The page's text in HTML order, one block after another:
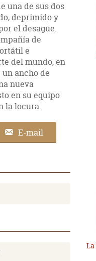
una de sus dos
deprimido y
el desagüe.
de
e
del mundo, en
ancho de
nueva
en su equipo
la locura.
E-mail